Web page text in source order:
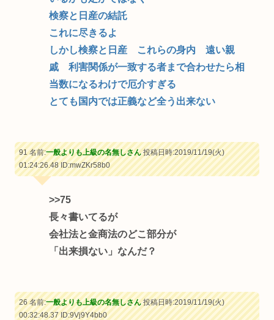
検察と日産の結託
これに尽きるよ
しかし検察と日産 これらの身内 遠い親
戚 利害関係が一致する者まで合わせたら相
当数になるわけで厄介すぎる
とても国内では正義など全う出来ない
91 名前:一般よりも上級の名無しさん投稿日時:2019/11/19(火)
01:24:26.48ID:mwZKr58b0
>>75
長々書いてるが
会社法と金商法のどこ部分が
「出来損ない」なんだ？
26 名前:一般よりも上級の名無しさん投稿日時:2019/11/19(火)
00:32:48.37ID:9Vj9Y4bb0